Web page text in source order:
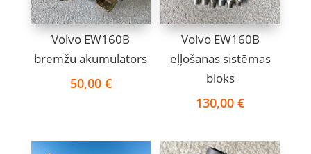
Volvo EW160B
bremžu akumulators
50,00 €
Volvo EW160B
eļļošanas sistēmas
bloks
130,00€